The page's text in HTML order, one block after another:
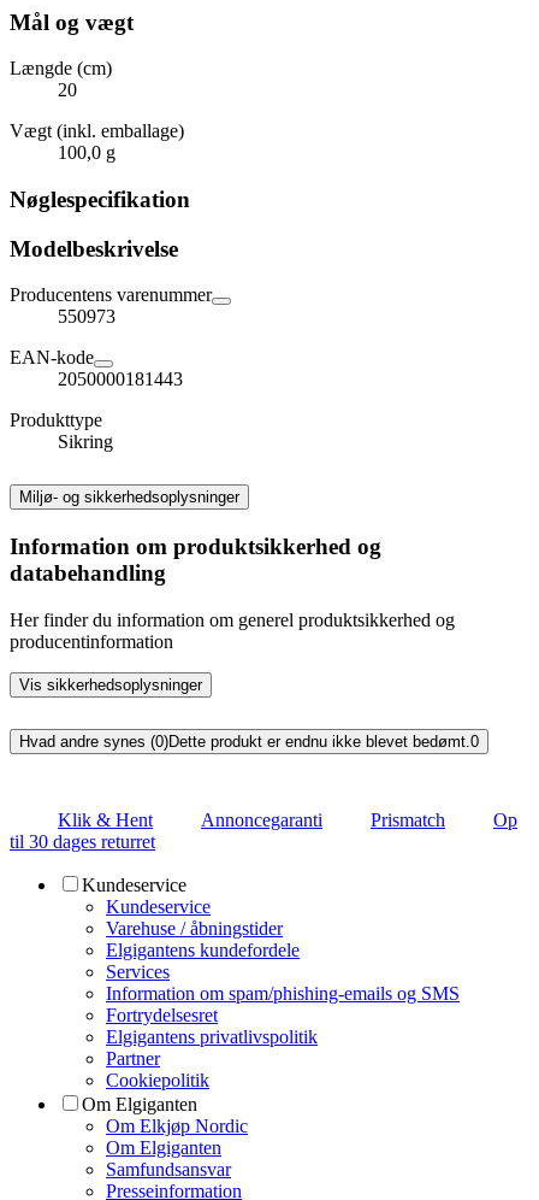
Mål og vægt
Længde (cm)
20
Vægt (inkl. emballage)
100,0 g
Nøglespecifikation
Modelbeskrivelse
Producentens varenummer
550973
EAN-kode
2050000181443
Produkttype
Sikring
Miljø- og sikkerhedsoplysninger
Information om produktsikkerhed og
databehandling
Her finder du information om generel produktsikkerhed og
producentinformation
Vis sikkerhedsoplysninger
Hvad andre synes (0)Dette produkt er endnu ikke blevet bedømt. 0
Klik & Hent Annoncegaranti Prismatch
Op
til 30 dages returret
Kundeservice
Kundeservice
Varehuse / åbningstider
Elgigantens kundefordele
Services
Information om spam/phishing-emails og SMS
Fortrydelsesret
Elgigantens privatlivspolitik
Partner
Cookiepolitik
Om Elgiganten
Om Elkjøp Nordic
Om Elgiganten
Samfundsansvar
Presseinformation